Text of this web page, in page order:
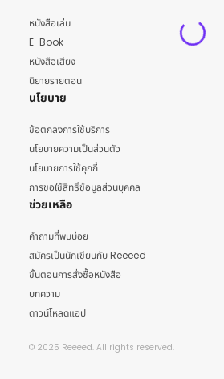
หนังสือเล่ม
E-Book
หนังสือเสียง
นิยายรายตอน
นโยบาย
ข้อตกลงการใช้บริการ
นโยบายความเป็นส่วนตัว
นโยบายการใช้คุกกี้
การขอใช้สิทธิ์ข้อมูลส่วนบุคคล
ช่วยเหลือ
คำถามที่พบบ่อย
สมัครเป็นนักเขียนกับ Reeeed
ขั้นตอนการสั่งซื้อหนังสือ
บทความ
ดาวน์โหลดแอป
© 2025 Reeeed. All rights reserved.